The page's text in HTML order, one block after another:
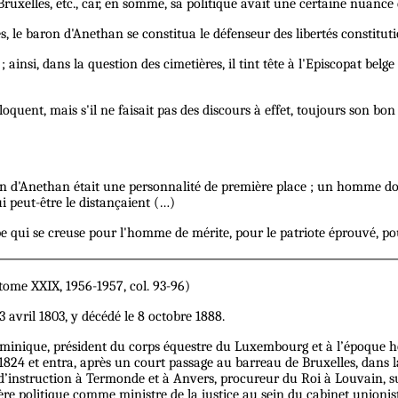
etc., car, en somme, sa politique avait une certaine
baron d'Anethan se constitua le défenseur des libertés
dans la question des cimetières, il tint tête à l'Episcopat
mais s'il ne faisait pas des discours à effet, toujours son
d'Anethan était une personnalité de première place ; un homme
peut-être le distançaient (…)
qui se creuse pour l'homme de mérite, pour le patriote éprouvé,
XXIX, 1956-1957, col. 93-96)
1803, y décédé le 8 octobre 1888.
président du corps équestre du Luxembourg et à l’époque
et entra, après un court passage au barreau de Bruxelles,
à Termonde et à Anvers, procureur du Roi à Louvain,
politique comme ministre de la justice au sein du cabinet